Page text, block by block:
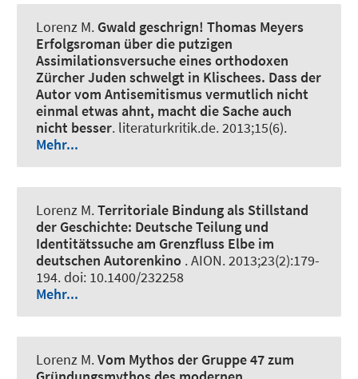
Lorenz M. Gwald geschrign! Thomas Meyers
Erfolgsroman über die putzigen
Assimilationsversuche eines orthodoxen
Zürcher Juden schwelgt in Klischees. Dass der
Autor vom Antisemitismus vermutlich nicht
einmal etwas ahnt, macht die Sache auch
nicht besser. literaturkritik.de. 2013;15(6).
Mehr...
Lorenz M.Territoriale Bindung als Stillstand
der Geschichte: Deutsche Teilung und
Identitätssuche am Grenzfluss Elbe im
deutschen Autorenkino .AION. 2013;23(2):179-
194. doi: 10.1400/232258
Mehr...
Lorenz M.Vom Mythos der Gruppe 47 zum